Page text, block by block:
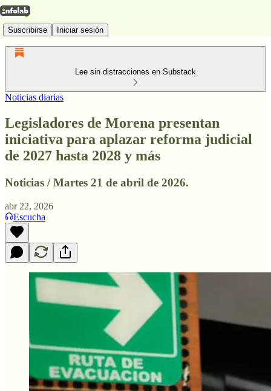
Suscribirse Iniciar sesión
Lee sin distracciones en Substack
Noticias diarias
Legisladores de Morena presentan
iniciativa para aplazar reforma judicial
de 2027 hasta 2028 y más
Noticias / Martes 21 de abril de 2026.
abr 22, 2026
Escucha